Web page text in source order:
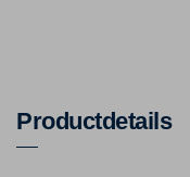
Productdetails